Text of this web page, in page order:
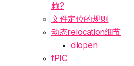
赖?
文件定位的规则
动态relocation细节
dlopen
fPIC